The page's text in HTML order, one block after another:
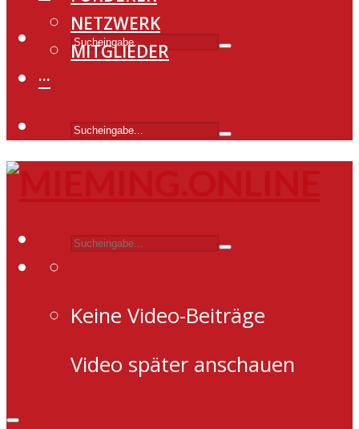
NETZWERK
MITGLIEDER
···
Keine Video-Beiträge
Video später anschauen